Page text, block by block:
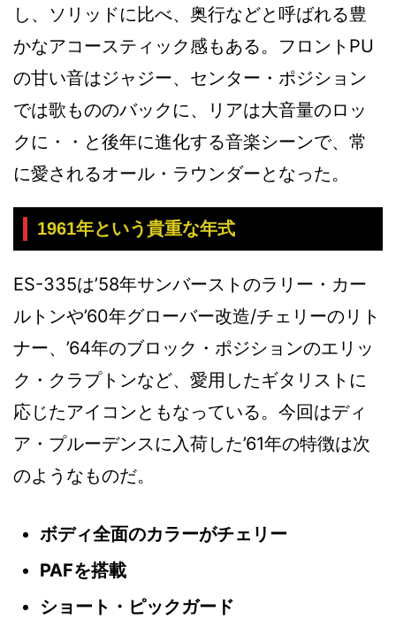
し、ソリッドに比べ、奥行などと呼ばれる豊
かなアコースティック感もある。フロントPU
の甘い音はジャジー、センター・ポジション
では歌もののバックに、リアは大音量のロッ
クに・・と後年に進化する音楽シーンで、常
に愛されるオール・ラウンダーとなった。
1961年という貴重な年式
ES-335は’58年サンバーストのラリー・カー
ルトンや’60年グローバー改造/チェリーのリト
ナー、’64年のブロック・ポジションのエリッ
ク・クラプトンなど、愛用したギタリストに
応じたアイコンともなっている。今回はディ
ア・プルーデンスに入荷した’61年の特徴は次
のようなものだ。
ボディ全面のカラーがチェリー
PAFを搭載
ショート・ピックガード